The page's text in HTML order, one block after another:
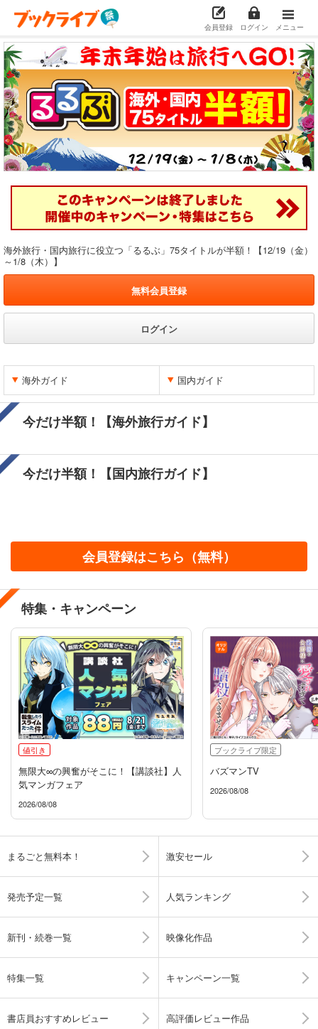
会員登録 ログイン メニュー
海外旅行・国内旅行に役立つ「るるぶ」75タイトルが半額！【12/19（金）
～1/8（木）】
無料会員登録
ログイン
海外ガイド 国内ガイド
今だけ半額！【海外旅行ガイド】
今だけ半額！【国内旅行ガイド】
会員登録はこちら（無料）
特集・キャンペーン
値引き
無限大∞の興奮がそこに！【講談社】人
気マンガフェア
2026/08/08
ブックライブ限定
バズマンTV
2026/08/08
まるごと無料本！ 激安セール
発売予定一覧 人気ランキング
新刊・続巻一覧 映像化作品
特集一覧 キャンペーン一覧
書店員おすすめレビュー 高評価レビュー作品